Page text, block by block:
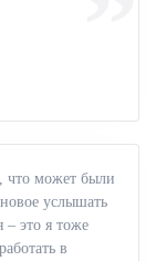
что может были
услышать
это я тоже
в